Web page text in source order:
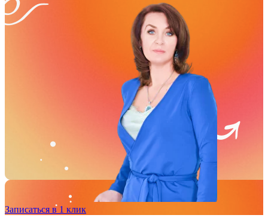
Записаться в 1 клик